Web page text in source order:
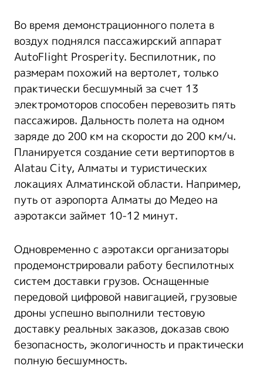
Во время демонстрационного полета в
воздух поднялся пассажирский аппарат
AutoFlight Prosperity. Беспилотник, по
размерам похожий на вертолет, только
практически бесшумный за счет 13
электромоторов способен перевозить пять
пассажиров. Дальность полета на одном
заряде до 200 км на скорости до 200 км/ч.
Планируется создание сети вертипортов в
Alatau City, Алматы и туристических
локациях Алматинской области. Например,
путь от аэропорта Алматы до Медео на
аэротакси займет 10-12 минут.
Одновременно с аэротакси организаторы
продемонстрировали работу беспилотных
систем доставки грузов. Оснащенные
передовой цифровой навигацией, грузовые
дроны успешно выполнили тестовую
доставку реальных заказов, доказав свою
безопасность, экологичность и практически
полную бесшумность.